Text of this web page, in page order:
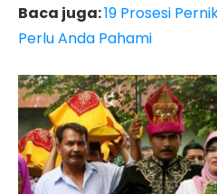
Baca juga:19 Prosesi
Perlu Anda Pahami